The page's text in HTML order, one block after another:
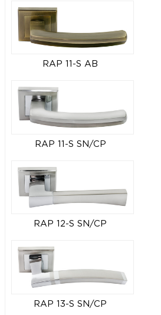
RAP 11-S AB
RAP 11-S SN/CP
RAP 12-S SN/CP
RAP 13-S SN/CP